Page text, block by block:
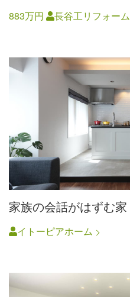
883万円 長谷工リフォーム
家族の会話がはずむ家
イトーピアホーム